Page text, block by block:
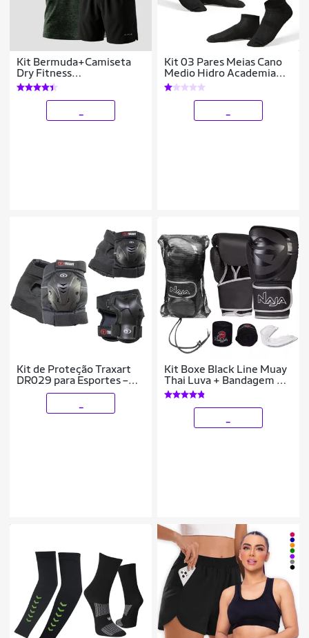
Kit Bermuda+Camiseta
Dry Fitness
Academia Alpha
Kit 03 Pares Meias Cano
Medio Hidro Academia
Pilates com
Antiderrapante e
Impermeavel
Kit de Proteção Traxart
DR029 para Esportes –
Cotoveleiras, Joelheiras e
Kit Boxe Black Line Muay
Thai Luva + Bandagem +
Bucal - Naja